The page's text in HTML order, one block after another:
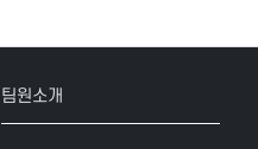
팀원소개